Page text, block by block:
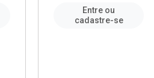
Entre ou
cadastre-se